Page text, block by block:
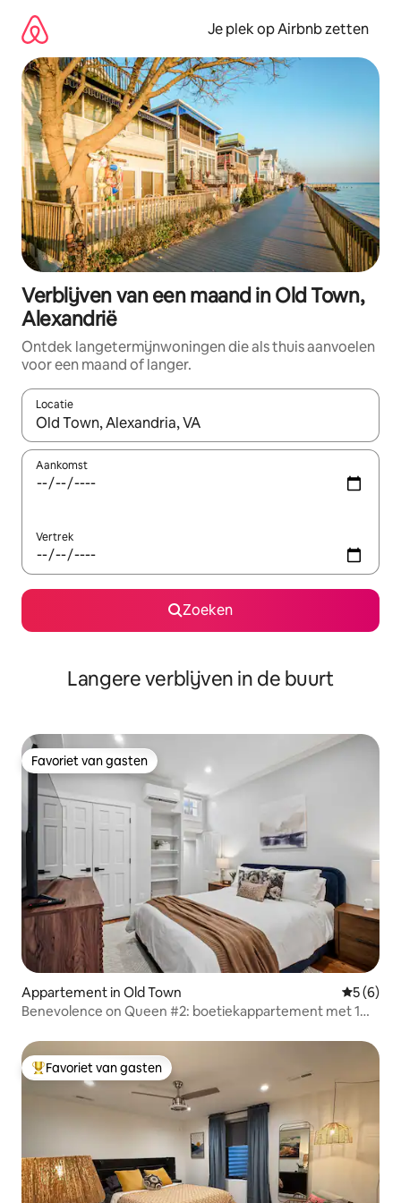
direct
naar
inhoud
Je plek op Airbnb zetten
Verblijven van een maand in Old Town,
Alexandrië
Ontdek langetermijnwoningen die als thuis aanvoelen
voor een maand of langer.
Locatie
Wanneer er resultaten beschikbaar zijn, maak je een keuze
Aankomst
Vertrek
Zoeken
Langere verblijven in de buurt
Favoriet van gasten
Favoriet van gasten
Appartement in Old Town
5 (6)
Benevolence on Queen #2: boetiekappartement met 1
Topfavoriet van gasten
Favoriet van gasten